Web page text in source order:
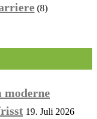
(8)
moderne
19. Juli 2026